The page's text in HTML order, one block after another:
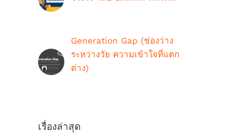
Generation Gap (ช่องว่าง
ระหว่างวัย ความเข้าใจที่แตก
ต่าง)
เรื่องล่าสุด